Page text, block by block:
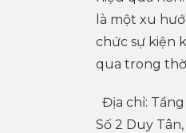
là một xu
chức sự kiện
qua trong
Địa chỉ:
Số 2 Duy Tân,